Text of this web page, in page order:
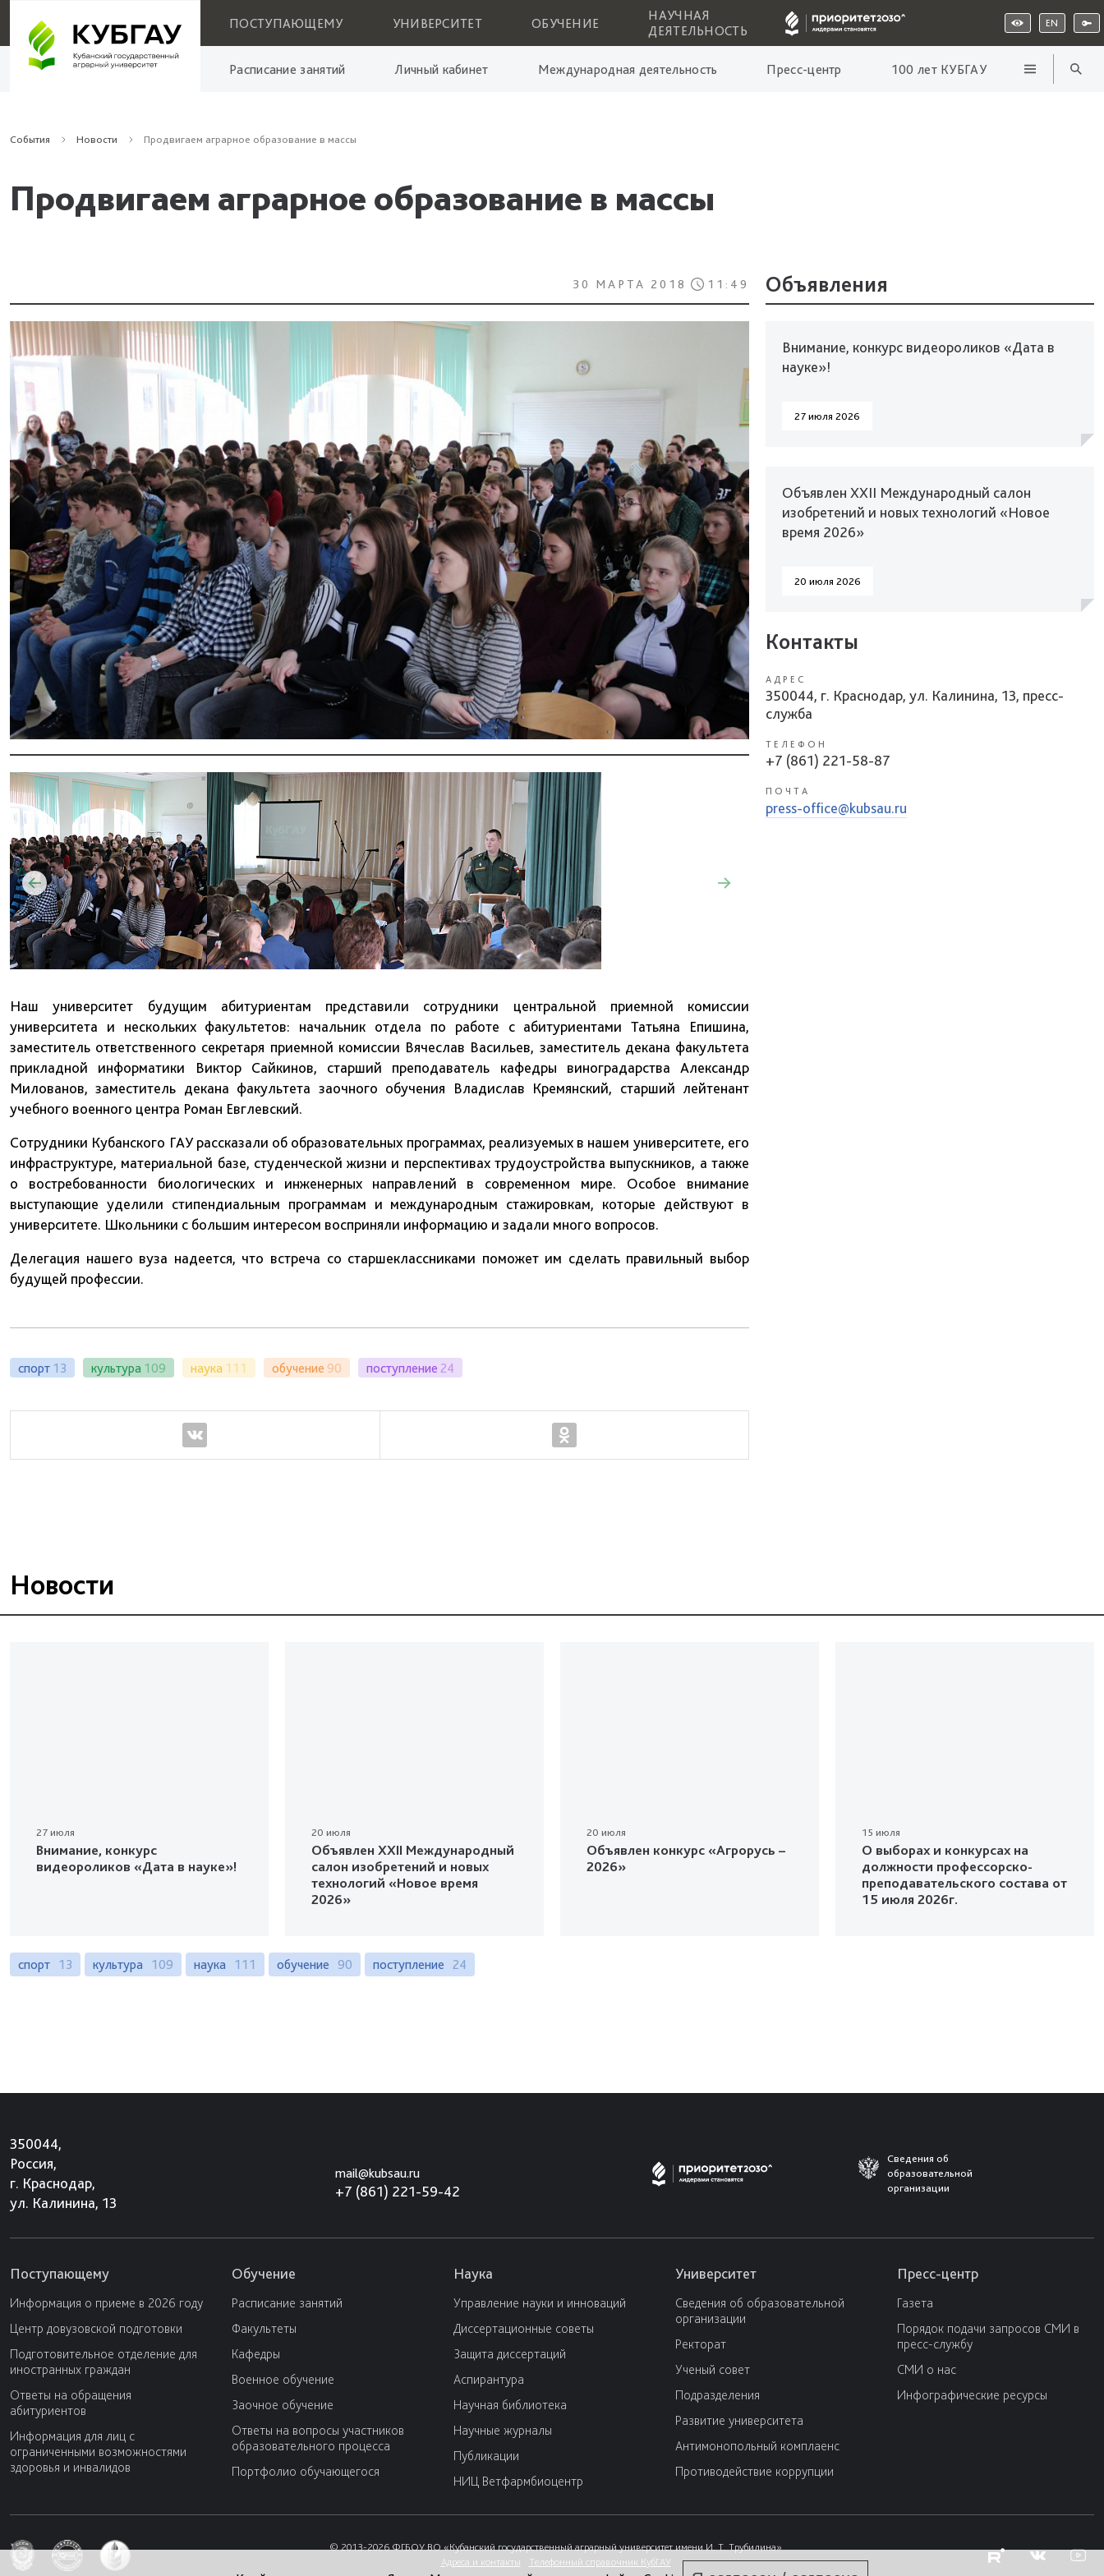
ПОСТУПАЮЩЕМУ УНИВЕРСИТЕТ ОБУЧЕНИЕ
НАУЧНАЯ
ДЕЯТЕЛЬНОСТЬ
EN
Расписание занятий Личный кабинет Международная деятельность Пресс-центр 100 лет КУБГАУ
События Новости Продвигаем аграрное образование в массы
Продвигаем аграрное образование в массы
30 МАРТА 2018 11:49
Наш университет будущим абитуриентам представили сотрудники центральной приемной комиссии
университета и нескольких факультетов: начальник отдела по работе с абитуриентами Татьяна Епишина,
заместитель ответственного секретаря приемной комиссии Вячеслав Васильев, заместитель декана факультета
прикладной информатики Виктор Сайкинов, старший преподаватель кафедры виноградарства Александр
Милованов, заместитель декана факультета заочного обучения Владислав Кремянский, старший лейтенант
учебного военного центра Роман Евглевский.
Сотрудники Кубанского ГАУ рассказали об образовательных программах, реализуемых в нашем университете, его
инфраструктуре, материальной базе, студенческой жизни и перспективах трудоустройства выпускников, а также
о востребованности биологических и инженерных направлений в современном мире. Особое внимание
выступающие уделили стипендиальным программам и международным стажировкам, которые действуют в
университете. Школьники с большим интересом восприняли информацию и задали много вопросов.
Делегация нашего вуза надеется, что встреча со старшеклассниками поможет им сделать правильный выбор
будущей профессии.
спорт 13 культура 109 наука 111 обучение 90 поступление 24
Объявления
Внимание, конкурс видеороликов «Дата в
науке»!
27 июля 2026
Объявлен XXII Международный салон
изобретений и новых технологий «Новое
время 2026»
20 июля 2026
Контакты
АДРЕС
350044, г. Краснодар, ул. Калинина, 13, пресс-
служба
ТЕЛЕФОН
+7 (861) 221-58-87
ПОЧТА
press-office@kubsau.ru
Новости
27 июля
Внимание, конкурс
видеороликов «Дата в науке»!
20 июля
Объявлен XXII Международный
салон изобретений и новых
технологий «Новое время
2026»
20 июля
Объявлен конкурс «Агрорусь –
2026»
15 июля
О выборах и конкурсах на
должности профессорско-
преподавательского состава от
15 июля 2026г.
спорт 13 культура 109 наука 111 обучение 90 поступление 24
350044,
Россия,
г. Краснодар,
ул. Калинина, 13
mail@kubsau.ru
+7 (861) 221-59-42
Сведения об
образовательной
организации
Поступающему
Информация о приеме в 2026 году
Центр довузовской подготовки
Подготовительное отделение для
иностранных граждан
Ответы на обращения
абитуриентов
Информация для лиц с
ограниченными возможностями
здоровья и инвалидов
Обучение
Расписание занятий
Факультеты
Кафедры
Военное обучение
Заочное обучение
Ответы на вопросы участников
образовательного процесса
Портфолио обучающегося
Наука
Управление науки и инноваций
Диссертационные советы
Защита диссертаций
Аспирантура
Научная библиотека
Научные журналы
Публикации
НИЦ Ветфармбиоцентр
Университет
Сведения об образовательной
организации
Ректорат
Ученый совет
Подразделения
Развитие университета
Антимонопольный комплаенс
Противодействие коррупции
Пресс-центр
Газета
Порядок подачи запросов СМИ в
пресс-службу
СМИ о нас
Инфографические ресурсы
© 2013-2026 ФГБОУ ВО «Кубанский государственный аграрный университет имени И. Т. Трубилина»
Адреса и контакты
Телефонный справочник КубГАУ